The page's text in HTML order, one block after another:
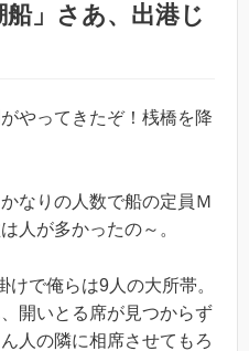
船」さあ、出港じ
やってきたぞ！桟橋を降
なりの人数で船の定員Ｍ
人が多かったの～。
で俺らは9人の大所帯。
開いとる席が見つからず
人の隣に相席させてもろ